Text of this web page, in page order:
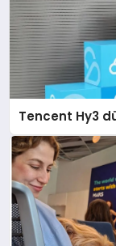
Tencent Hy3